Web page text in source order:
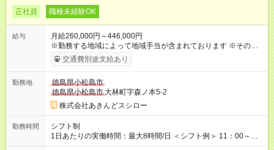
正社員 職種未経験OK
給与
月給260,000円～446,000円
※勤務する地域によって地域手当が含まれております ※その他ブ
ロック外勤務手当を支給。1分単位での残業代（100％支給）や
年3回の賞与、諸手当も別途支給します。 ＜月給例＞ 【例1】転
合：月給28万円＋残業代・諸手当 ※地域手当2万円が含まれま
す。 【例2】転居可能の「ブロック限定勤務制度」の場合 ブロ
ック外東京23区内勤務の場合：月給29万5000円＋残業代・諸手
当 ※地域手当2万円やブロック外勤務手当1万5000円が含まれま
す。 ＜水準以上の収入を得られる環境！＞ 全社員の平均年収は
603万円（平均月給38万9000円／2025年度実績）で、店長の平
交通費別途支給あり
勤務地
徳島県小松島市
徳島県小松島市 大林町字森ノ本5-2
株式会社あきんどスシロー
勤務時間
シフト制
1日あたりの実働時間：最大8時間/日 ＜シフト例＞ 11：00～
20：00、12：00～21：00、15：00～24：00 ※1ヶ月単位の変